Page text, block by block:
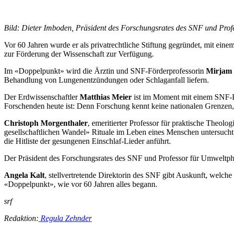
Bild: Dieter Imboden, Präsident des Forschungsrates des SNF und
Vor 60 Jahren wurde er als privatrechtliche Stiftung gegründet, mit
zur Förderung der Wissenschaft zur Verfügung.
Im «Doppelpunkt» wird die Ärztin und SNF-Förderprofessorin Mirjam
Behandlung von Lungenentzündungen oder Schlaganfall liefern.
Der ErdwissenschaftlerMatthias Meier ist im Moment mit einem
Forschenden heute ist: Denn Forschung kennt keine nationalen
Christoph Morgenthaler, emeritierter Professor für praktische
gesellschaftlichen Wandel» Rituale im Leben eines Menschen
die Hitliste der gesungenen Einschlaf-Lieder anführt.
Der Präsident des Forschungsrates des SNF und Professor für
Angela Kalt, stellvertretende Direktorin des SNF gibt Auskunft,
«Doppelpunkt», wie vor 60 Jahren alles begann.
srf
Redaktion: Regula Zehnder